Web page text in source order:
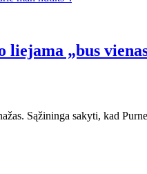
„bus
Sąžininga sakyti, kad